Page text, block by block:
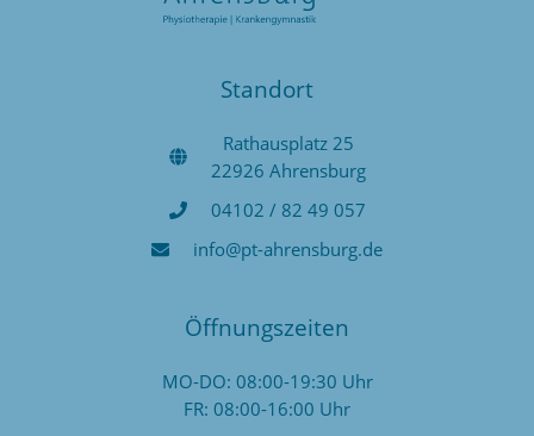
Standort
Rathausplatz 25
22926 Ahrensburg
04102 / 82 49 057
info@pt-ahrensburg.de
Öffnungszeiten
MO-DO: 08:00-19:30 Uhr
FR: 08:00-16:00 Uhr